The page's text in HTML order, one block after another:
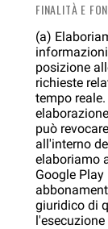
FINALITÀ E
(a)
posizione
richieste
tempo
può
all'interno
elaboriamo
Google
giuridico di